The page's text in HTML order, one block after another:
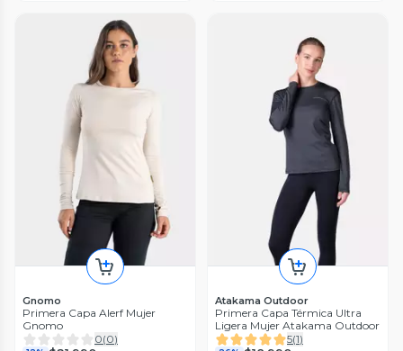
Gnomo
Primera Capa Alerf Mujer
Gnomo
0(0)
Atakama Outdoor
Primera Capa Térmica Ultra
Ligera Mujer Atakama Outdoor
5(1)